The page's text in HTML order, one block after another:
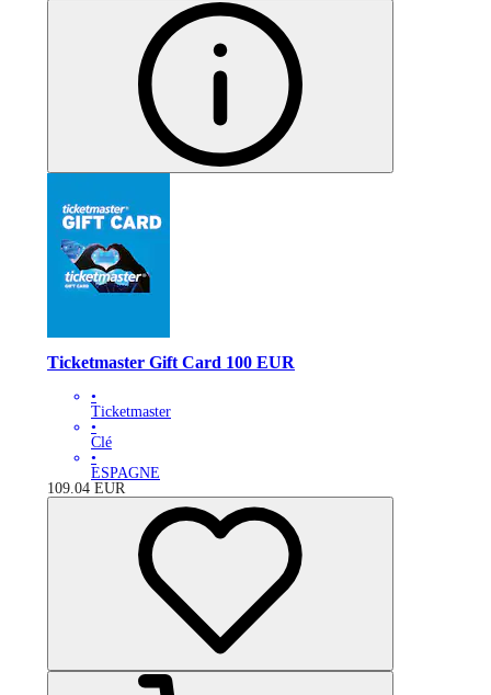
Ticketmaster Gift Card 100 EUR
•
Ticketmaster
•
Clé
•
ESPAGNE
109.04 EUR